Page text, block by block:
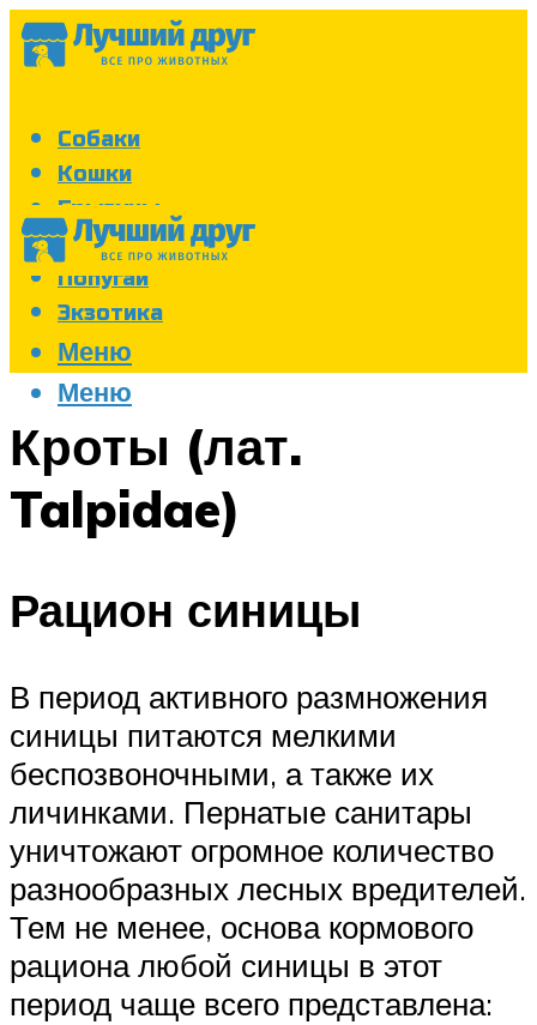
Собаки
Кошки
Грызуны
Аквариум
Попугаи
Экзотика
Меню
Меню
Кроты (лат.
Talpidae)
Рацион синицы
В период активного размножения
синицы питаются мелкими
беспозвоночными, а также их
личинками. Пернатые санитары
уничтожают огромное количество
разнообразных лесных вредителей.
Тем не менее, основа кормового
рациона любой синицы в этот
период чаще всего представлена: